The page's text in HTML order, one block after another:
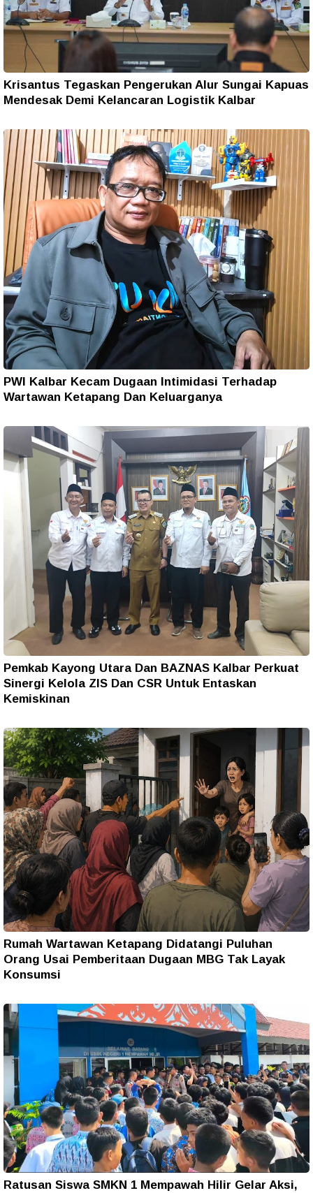
Krisantus Tegaskan Pengerukan Alur Sungai Kapuas
Mendesak Demi Kelancaran Logistik Kalbar
PWI Kalbar Kecam Dugaan Intimidasi Terhadap
Wartawan Ketapang Dan Keluarganya
Pemkab Kayong Utara Dan BAZNAS Kalbar Perkuat
Sinergi Kelola ZIS Dan CSR Untuk Entaskan
Kemiskinan
Rumah Wartawan Ketapang Didatangi Puluhan
Orang Usai Pemberitaan Dugaan MBG Tak Layak
Konsumsi
Ratusan Siswa SMKN 1 Mempawah Hilir Gelar Aksi,